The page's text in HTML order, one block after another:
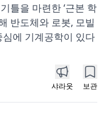
틀을 마련한 ‘근본 학
반도체와 로봇, 모빌
에 기계공학이 있다
샤라웃 보관